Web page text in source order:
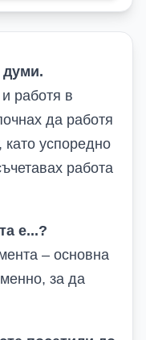
думи.
работя в
да работя
успоредно
работа
е...?
– основна
за да